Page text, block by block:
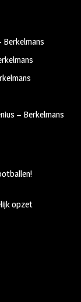
Berkelmans
– Berkelmans
opzet